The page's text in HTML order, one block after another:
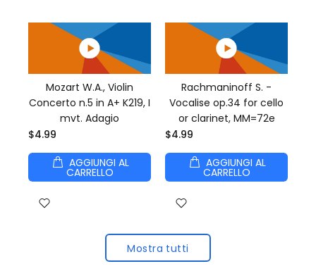
Mozart W.A., Violin
Concerto n.5 in A+ K219, I
mvt. Adagio
$4.99
AGGIUNGI AL
CARRELLO
Rachmaninoff S. -
Vocalise op.34 for cello
or clarinet, MM=72e
$4.99
AGGIUNGI AL
CARRELLO
Mostra tutti